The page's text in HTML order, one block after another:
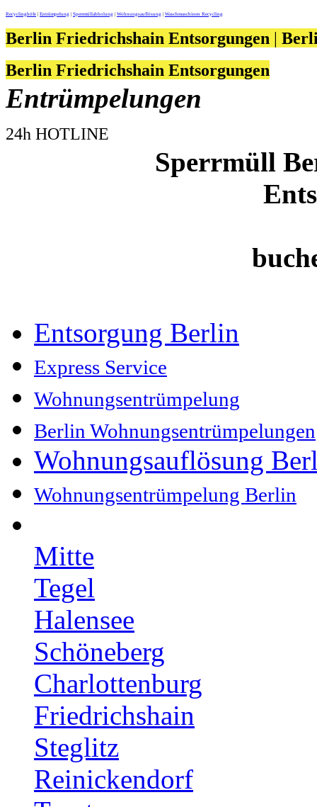
Recyclinghöfe Entrümpelung Sperrmüllabholung Wohnungsauflösung Waschmaschinen Recycling
Berlin Friedrichshain Entsorgungen |
Berlin Friedrichshain Entsorgungen
Entrümpelungen
24h HOTLINE
Sperrmüll
Entsorgung Berlin
Express Service
Wohnungsentrümpelung
Berlin Wohnungsentrümpelungen
Wohnungsauflösung
Wohnungsentrümpelung Berlin
Mitte
Tegel
Halensee
Schöneberg
Charlottenburg
Friedrichshain
Steglitz
Reinickendorf